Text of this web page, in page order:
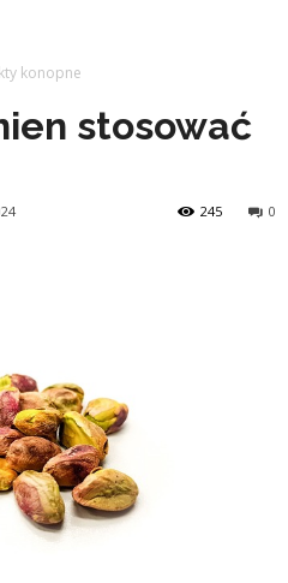
konopne
stosować
0
245